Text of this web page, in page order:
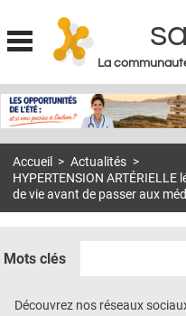
Jump
La
MON COMPTE
S'ABONNER À LA REVUE SOIN À
E-REVUE SAD
Accueil > Actualités >
HYPERTENSION
de vie avant de passer aux
Mots clés
Découvrez nos réseaux